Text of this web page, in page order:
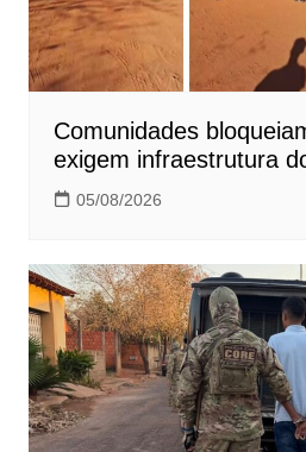
Comunidades
exigem infraestrutura
05/08/2026